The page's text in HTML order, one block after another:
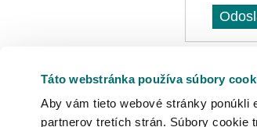
Táto webstránka používa súbory
Aby vám tieto webové stránky ponúkli
partnerov tretích strán. Súbory
smernice 2000/
uplatňovania a